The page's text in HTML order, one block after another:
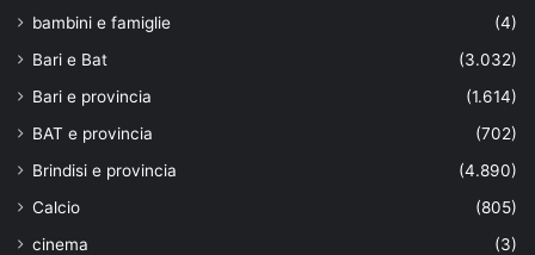
bambini e famiglie
(4)
Bari e Bat
(3.032)
Bari e provincia
(1.614)
BAT e provincia
(702)
Brindisi e provincia
(4.890)
Calcio
(805)
cinema
(3)